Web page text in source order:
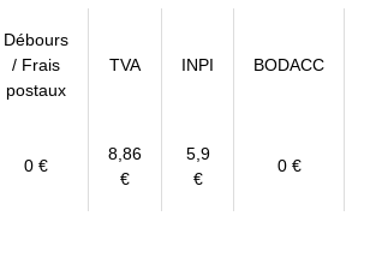
Débours
/ Frais
postaux
TVA INPI BODACC
0 €
8,86
€
5,9
€
0 €